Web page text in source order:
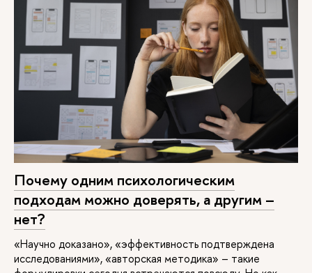
Почему одним психологическим
подходам можно доверять, а другим –
нет?
«Научно доказано», «эффективность подтверждена
исследованиями», «авторская методика» – такие